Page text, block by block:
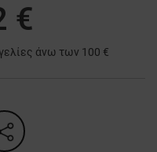
€
άνω των 100 €